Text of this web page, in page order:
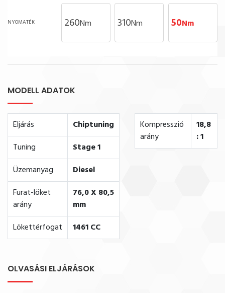
NYOMATÉK 260Nm 310Nm 50Nm
MODELL ADATOK
Eljárás
Chiptuning
Tuning
Stage 1
Üzemanyag
Diesel
Furat-löket
arány
76,0 X 80,5
mm
Lökettérfogat
1461 CC
Kompresszió
arány
18,8
: 1
OLVASÁSI ELJÁRÁSOK